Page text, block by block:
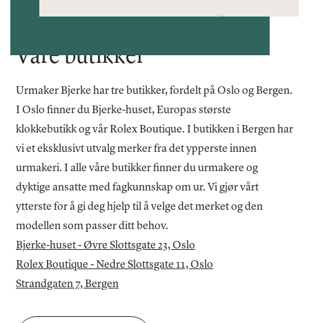
Våre butikker
Urmaker Bjerke har tre butikker, fordelt på Oslo og Bergen.
I Oslo finner du Bjerke-huset, Europas største
klokkebutikk og vår Rolex Boutique. I butikken i Bergen har
vi et eksklusivt utvalg merker fra det ypperste innen
urmakeri. I alle våre butikker finner du urmakere og
dyktige ansatte med fagkunnskap om ur. Vi gjør vårt
ytterste for å gi deg hjelp til å velge det merket og den
modellen som passer ditt behov.
Bjerke-huset - Øvre Slottsgate 23, Oslo
Rolex Boutique - Nedre Slottsgate 11, Oslo
Strandgaten 7, Bergen